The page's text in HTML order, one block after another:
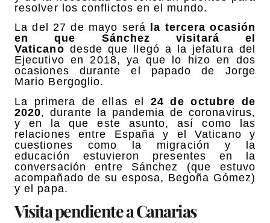
resolver los conflictos en el mundo.
La del 27 de mayo será
la tercera ocasión
en que Sánchez visitará el
Vaticano desde que llegó a la jefatura del
Ejecutivo en 2018, ya que lo hizo en dos
ocasiones durante el papado de Jorge
Mario Bergoglio.
La primera de ellas el 24 de octubre de
2020, durante la pandemia de coronavirus,
y en la que este asunto, así como las
relaciones entre España y el Vaticano y
cuestiones como la migración y la
educación estuvieron presentes en la
conversación entre Sánchez (que estuvo
acompañado de su esposa, Begoña Gómez)
y el papa.
Visita pendiente a Canarias